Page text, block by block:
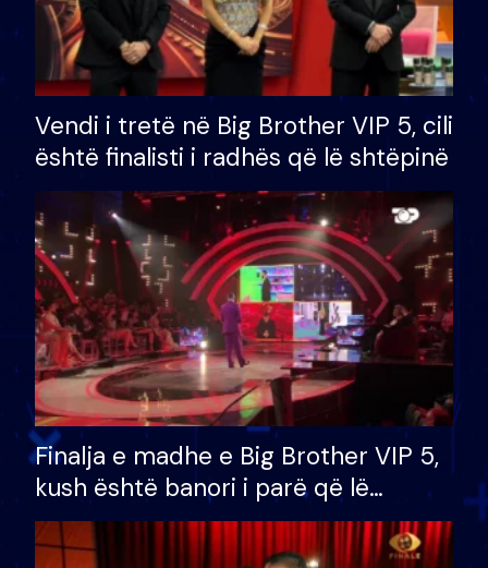
Vendi i tretë në Big Brother VIP 5, cili
është finalisti i radhës që lë shtëpinë
Finalja e madhe e Big Brother VIP 5,
kush është banori i parë që lë
shtëpinë dhe humb mundësinë për
të fituar çmimin e madh